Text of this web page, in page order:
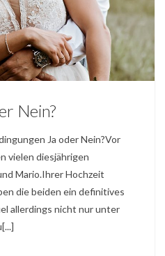
Nein?
Ja oder Nein?Vor
vielen diesjährigen
Mario.Ihrer Hochzeit
die beiden ein definitives
allerdings nicht nur unter